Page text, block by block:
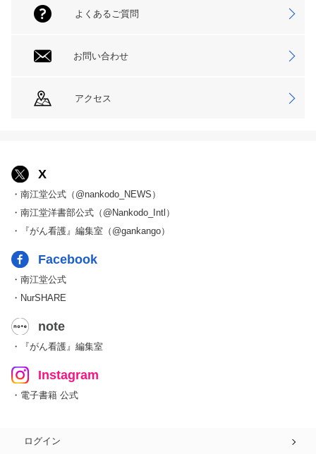
よくあるご質問
お問い合わせ
アクセス
X
・南江堂公式（@nankodo_NEWS）
・南江堂洋書部公式（@Nankodo_Intl）
・『がん看護』編集室（@gankango）
Facebook
・南江堂公式
・NurSHARE
note
・『がん看護』編集室
Instagram
・電子書籍 公式
ログイン